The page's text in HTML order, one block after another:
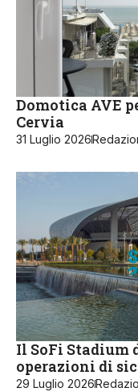
Domotica AVE
Cervia
31 Luglio 2026
Il SoFi Stadium
operazioni di
29 Luglio 2026